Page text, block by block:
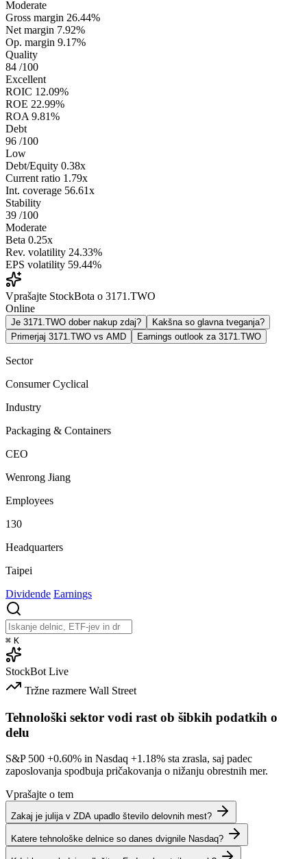
Moderate
Gross margin 26.44%
Net margin 7.92%
Op. margin 9.17%
Quality
84 /100
Excellent
ROIC 12.09%
ROE 22.99%
ROA 9.81%
Debt
96 /100
Low
Debt/Equity 0.38x
Current ratio 1.79x
Int. coverage 56.61x
Stability
39 /100
Moderate
Beta 0.25x
Rev. volatility 24.33%
EPS volatility 59.44%
Vprašajte StockBota o 3171.TWO
Online
Je 3171.TWO dober nakup zdaj?
Kakšna so glavna tveganja?
Primerjaj 3171.TWO vs AMD
Earnings outlook za 3171.TWO
Sector
Consumer Cyclical
Industry
Packaging & Containers
CEO
Wenrong Jiang
Employees
130
Headquarters
Taipei
Dividende Earnings
⌘ K
StockBot Live
Tržne razmere Wall Street
Tehnološki sektor vodi rast ob šibkih podatkih o
delu
S&P 500 +0.60% in Nasdaq +1.18% sta zrasla, saj padec
zaposlovanja spodbuja pričakovanja o nižanju obrestnih mer.
Vprašajte o tem
Zakaj je julija v ZDA upadlo število delovnih mest?
Katere tehnološke delnice so danes dvignile Nasdaq?